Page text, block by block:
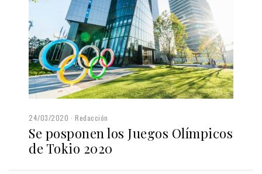
24/03/2020 Redacción
Se posponen los Juegos Olímpicos
de Tokio 2020